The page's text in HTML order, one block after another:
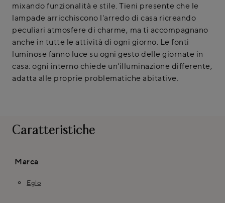
mixando funzionalità e stile. Tieni presente che le
lampade arricchiscono l'arredo di casa ricreando
peculiari atmosfere di charme, ma ti accompagnano
anche in tutte le attività di ogni giorno. Le fonti
luminose fanno luce su ogni gesto delle giornate in
casa: ogni interno chiede un'illuminazione differente,
adatta alle proprie problematiche abitative.
Caratteristiche
Marca
Eglo